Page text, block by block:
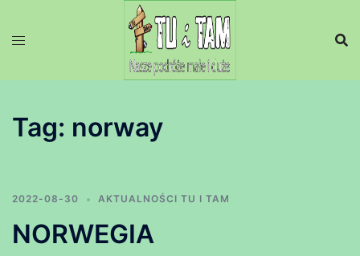
Tag: norway
2022-08-30 AKTUALNOŚCI TU I TAM
NORWEGIA